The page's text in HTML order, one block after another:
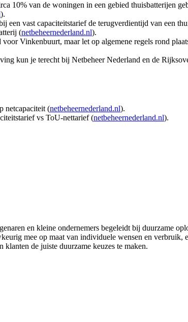
10% van de woningen in een gebied thuisbatterijen
).
vast capaciteitstarief de terugverdientijd van een
(netbeheernederland.nl).
Vinkenbuurt, maar let op algemene regels rond
kun je terecht bij Netbeheer Nederland en de
netcapaciteit (netbeheernederland.nl).
vs ToU-nettarief (netbeheernederland.nl).
en kleine ondernemers begeleidt bij duurzame
mee op maat van individuele wensen en verbruik,
de juiste duurzame keuzes te maken.